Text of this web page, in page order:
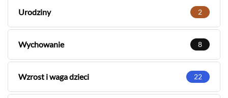
Urodziny 2
Wychowanie 8
Wzrost i waga dzieci 22